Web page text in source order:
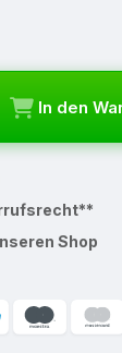
Gib
In den
Shop